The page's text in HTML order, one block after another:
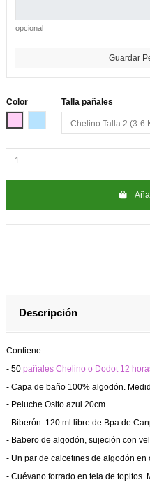
opcional
Guardar
Color
Talla pañales
Descripción
Contiene:
- 50 pañales Chelino o Dodot 12
- Capa de baño 100% algodón.
- Peluche Osito azul 20cm.
- Biberón 120 ml libre de Bpa de
- Babero de algodón, sujeción con
- Un par de calcetines de algodón en
- Cuévano forrado en tela de topitos.